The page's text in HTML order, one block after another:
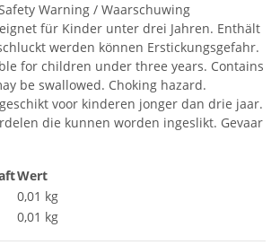
Warning / Waarschuwing
für Kinder unter drei Jahren. Enthält
werden können Erstickungsgefahr.
for children under three years. Contains
be swallowed. Choking hazard.
voor kinderen jonger dan drie jaar.
die kunnen worden ingeslikt. Gevaar
Wert
0,01 kg
0,01 kg